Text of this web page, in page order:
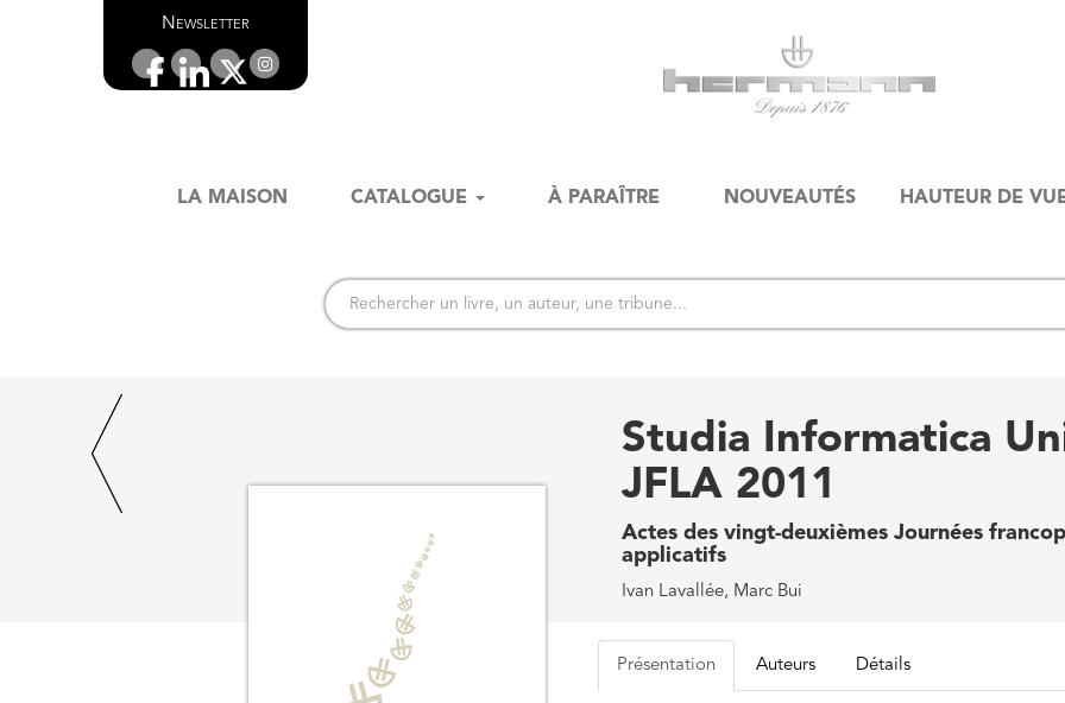
Newsletter
LA MAISON CATALOGUE À PARAÎTRE NOUVEAUTÉS HAUTEUR DE
Studia Informatica
JFLA 2011
Actes des vingt-deuxièmes Journées
applicatifs
Ivan Lavallée, Marc Bui
Présentation Auteurs Détails